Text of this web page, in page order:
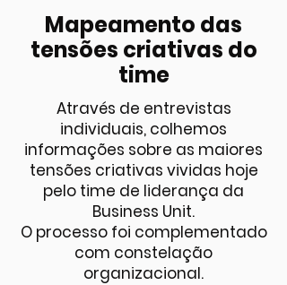
Mapeamento das
tensões criativas do
time
Através de entrevistas
individuais, colhemos
informações sobre as maiores
tensões criativas vividas hoje
pelo time de liderança da
Business Unit.
O processo foi complementado
com constelação
organizacional.